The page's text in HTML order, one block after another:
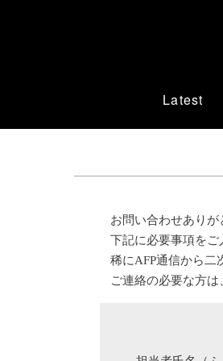
Latest
お問い合わせありが
下記に必要事項をご
稀にAFP通信から二
ご連絡の必要な方